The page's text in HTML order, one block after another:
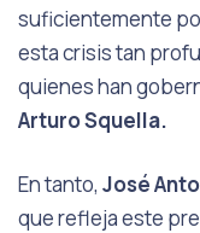
suficientemente
esta crisis tan
quienes han
Arturo Squella.
En tanto, José
que refleja este